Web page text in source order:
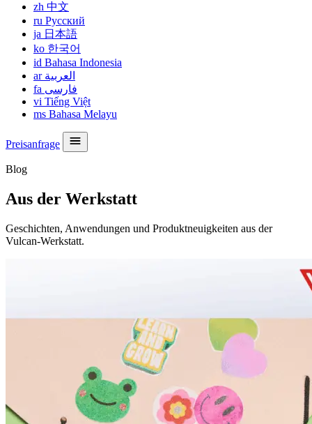
zh 中文
ru Русский
ja 日本語
ko 한국어
id Bahasa Indonesia
ar العربية
fa فارسی
vi Tiếng Việt
ms Bahasa Melayu
Preisanfrage
Blog
Aus der Werkstatt
Geschichten, Anwendungen und Produktneuigkeiten aus der
Vulcan-Werkstatt.